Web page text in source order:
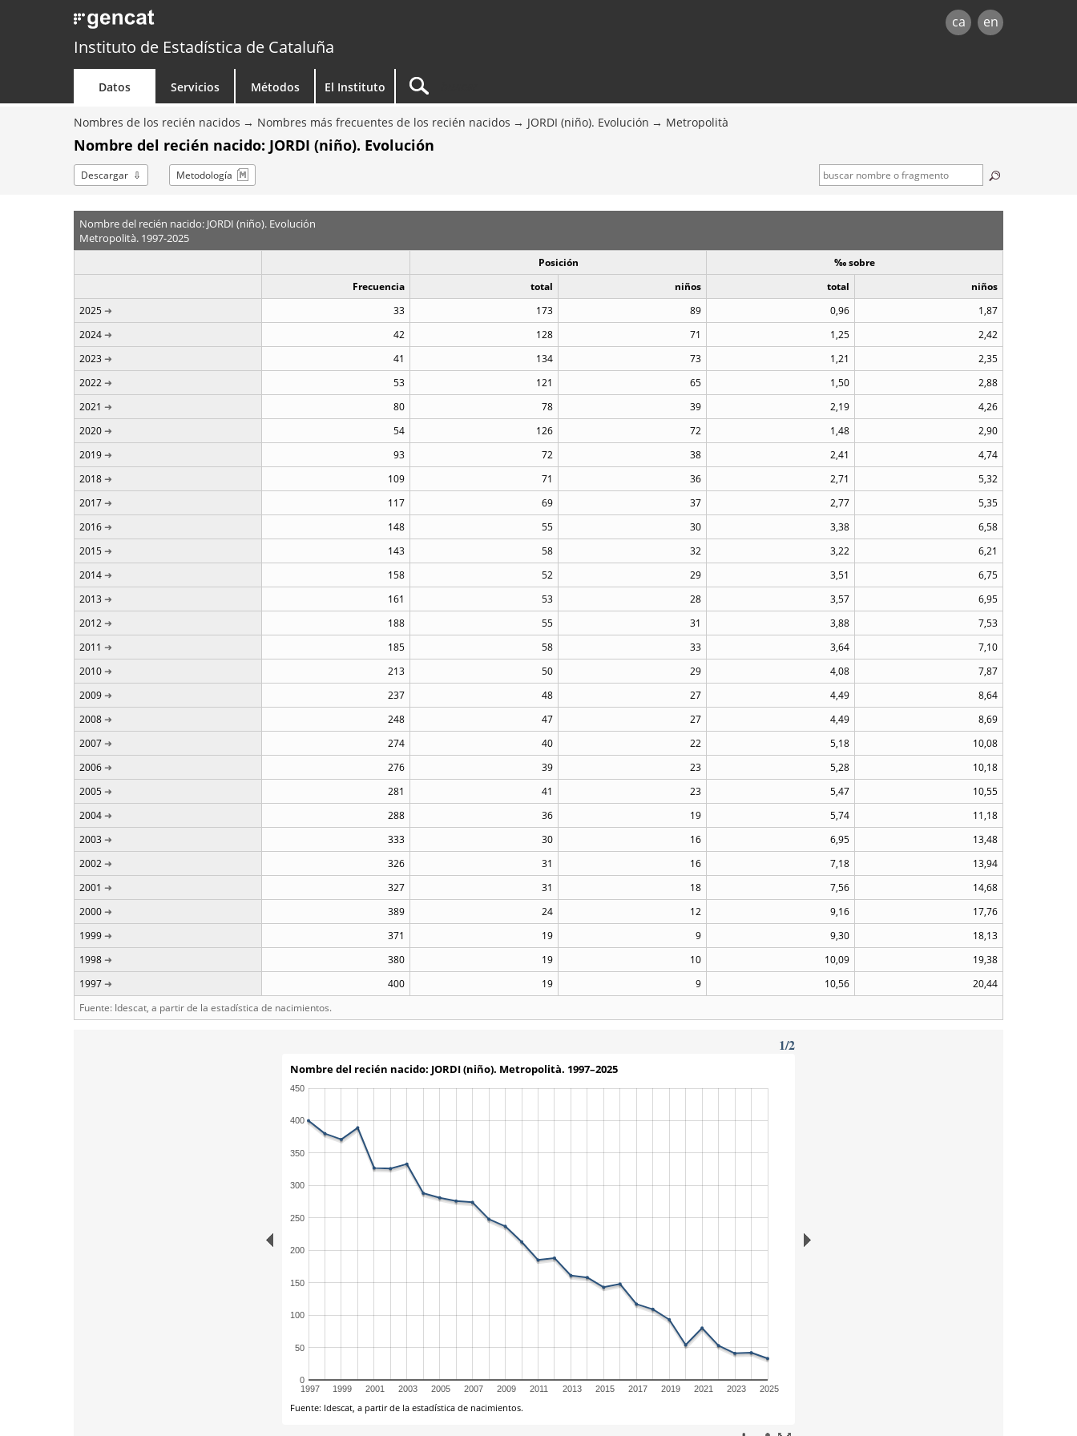
ca en
Instituto de Estadística de Cataluña
Datos Servicios Métodos El Instituto
Nombres de los recién nacidos Nombres más frecuentes de los recién nacidos JORDI (niño). Evolución Metropolità
Nombre del recién nacido: JORDI (niño). Evolución
Descargar Metodología
Nombre del recién nacido: JORDI (niño). Evolución
Metropolità. 1997-2025
Posición
‰ sobre
Frecuencia
total niños total
niños
2025
33 173 89 0,96
1,87
2024
42 128 71 1,25
2,42
2023
41 134 73 1,21
2,35
2022
53 121 65 1,50
2,88
2021
80 78 39 2,19
4,26
2020
54 126 72 1,48
2,90
2019
93 72 38 2,41
4,74
2018
109 71 36 2,71
5,32
2017
117 69 37 2,77
5,35
2016
148 55 30 3,38
6,58
2015
143 58 32 3,22
6,21
2014
158 52 29 3,51
6,75
2013
161 53 28 3,57
6,95
2012
188 55 31 3,88
7,53
2011
185 58 33 3,64
7,10
2010
213 50 29 4,08
7,87
2009
237 48 27 4,49
8,64
2008
248 47 27 4,49
8,69
2007
274 40 22 5,18
10,08
2006
276 39 23 5,28
10,18
2005
281 41 23 5,47
10,55
2004
288 36 19 5,74
11,18
2003
333 30 16 6,95
13,48
2002
326 31 16 7,18
13,94
2001
327 31 18 7,56
14,68
2000
389 24 12 9,16
17,76
1999
371 19 9 9,30
18,13
1998
380 19 10 10,09
19,38
1997
400 19 9 10,56
20,44
Fuente: Idescat, a partir de la estadística de nacimientos.